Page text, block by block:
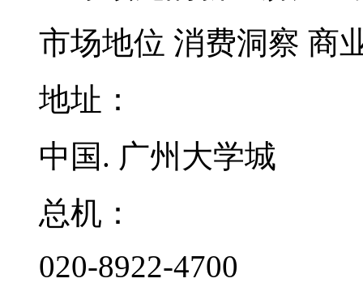
市场地位 消费洞察 商
地址：
中国. 广州大学城
总机：
020-8922-4700